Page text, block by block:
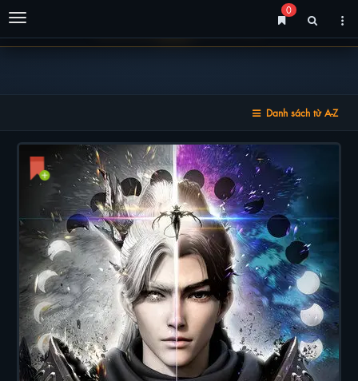
Menu
0
Danh sách từ A-Z